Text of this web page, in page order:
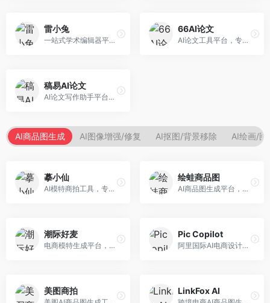
雷小兔
一站式学术编辑器平台，覆盖论文写作全流程。面向高校学生和科研人员，提供选题分析、文献检索、论文生成、查重降重等服务，操作流程清晰，学术写作效率显著提升。
66AI论文
AI论文工具平台，专注于高质量低查重论文生成。面向大学生和研究生，提供论文写作、降重修改等服务，生成内容原创度高，查重率低。
稿易AI论文
AI论文写作助手平台，提供智能化学术写作支持。面向高校学生，支持多种论文类型生成，提供参考文献管理和格式规范服务，操作流程简单。
AI商品图生成 AI图像增强/修复 AI抠图/背景移除 AI绘画/图
摹小仙
AI模特商拍工具，专注于服装电商。面向服装电商卖家，提供虚拟模特试穿、商品展示图生成等服务，模特形象多样，拍摄成本低。
绘蛙商品图
AI商品图生成平台，支持模特换装和场景生成。面向电商卖家，提供商品上身效果展示、场景化商品图生成等服务，电商营销效果显著。
潮际好麦
电商模特生成平台，支持AI虚拟模特创作。面向服装和配饰电商，提供模特试穿、商品展示、营销素材生成等服务，模特形象可定制。
Pic Copilot
阿里国际AI电商设计工具，专注于跨境电商。面向跨境电商卖家，提供商品图优化、营销海报生成、多语言适配等服务，海外市场适配性强。
美图商拍 LinkFox AI